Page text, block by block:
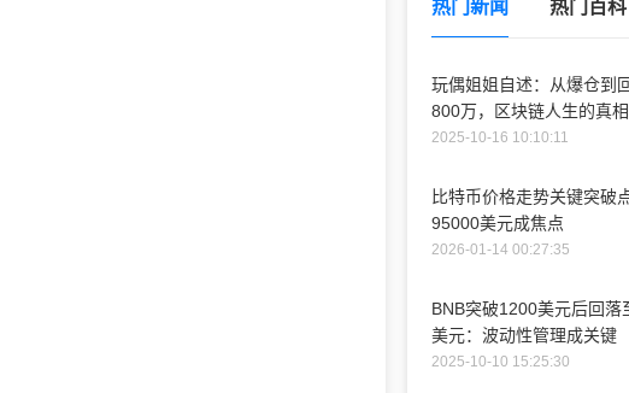
热门新闻 热门百科
玩偶姐姐自述：从爆仓到
800万，区块链人生的真相
思
2025-10-16 10:10:11
比特币价格走势关键突破点
95000美元成焦点
2026-01-14 00:27:35
BNB突破1200美元后回落
美元：波动性管理成关键
2025-10-10 15:25:30